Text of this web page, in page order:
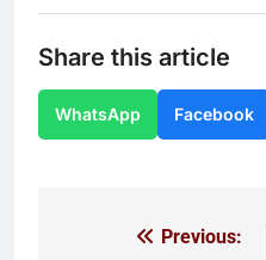
Share this article
WhatsApp Facebook
Previous: